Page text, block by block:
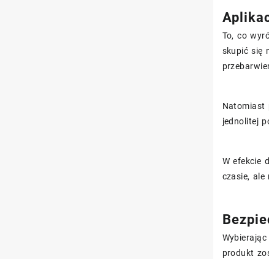
To, co
skupić się
Natomiast
jednolitej
W efekcie
czasie, ale
produkt